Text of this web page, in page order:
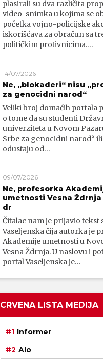
plasirali su dva različita
video-snimka u kojima se
početka vojno-policijske
iskorišćava za obračun sa
političkim protivnicima.…
14/07/2026
Ne, „blokaderi“ nisu
za genocidni narod“
Veliki broj domaćih portala
o tome da su studenti
univerziteta u Novom
Srbe za genocidni narod“ ili
odustaju od…
09/07/2026
Ne, profesorka
umetnosti Vesna
dr
Čitalac nam je prijavio tekst
Vaseljenska čija autorka je
Akademije umetnosti u
Vesna Ždrnja. U naslovu i
portal Vaseljenska je…
CRVENA LISTA MEDIJA
Informer
Alo